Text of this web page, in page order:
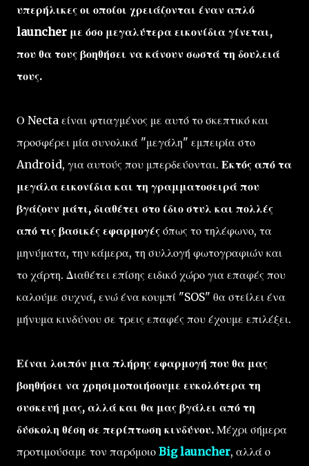
υπερήλικες οι οποίοι χρειάζονται έναν απλό
launcher με όσο μεγαλύτερα εικονίδια γίνεται,
που θα τους βοηθήσει να κάνουν σωστά τη δουλειά
τους.
Ο Necta είναι φτιαγμένος με αυτό το σκεπτικό και
προσφέρει μία συνολικά "μεγάλη" εμπειρία στο
Android, για αυτούς που μπερδεύονται. Εκτός από τα
μεγάλα εικονίδια και τη γραμματοσειρά που
βγάζουν μάτι, διαθέτει στο ίδιο στυλ και πολλές
από τις βασικές εφαρμογές όπως το τηλέφωνο, τα
μηνύματα, την κάμερα, τη συλλογή φωτογραφιών και
το χάρτη. Διαθέτει επίσης ειδικό χώρο για επαφές που
καλούμε συχνά, ενώ ένα κουμπί "SOS" θα στείλει ένα
μήνυμα κινδύνου σε τρεις επαφές που έχουμε επιλέξει.
Είναι λοιπόν μια πλήρης εφαρμογή που θα μας
βοηθήσει να χρησιμοποιήσουμε ευκολότερα τη
συσκευή μας, αλλά και θα μας βγάλει από τη
δύσκολη θέση σε περίπτωση κινδύνου. Μέχρι σήμερα
προτιμούσαμε τον παρόμοιο Big launcher, αλλά ο